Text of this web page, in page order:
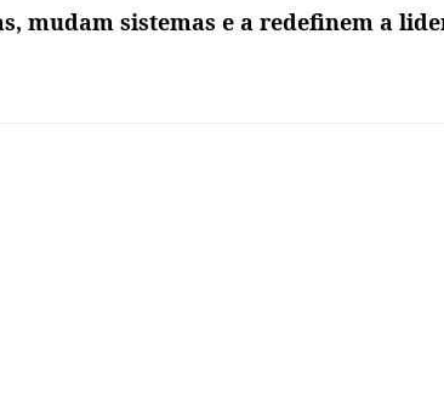
mudam sistemas e a redefinem a